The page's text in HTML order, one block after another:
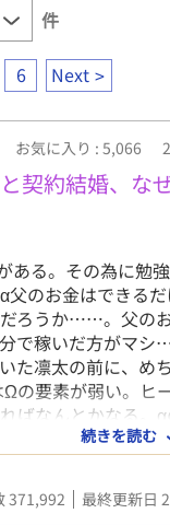
件
6 Next
お気に入り : 5,066
契約結婚、な
ある。その為に勉
父のお金はできる
ろうか……。父の
で稼いだ方がマ
た凛太の前に、め
の要素が弱い。ヒ
ばなんとかなる。
い。 なんだろこの
間に、変な話に
間は好きに勉強し
デメリットは、戸
続きを読む
371,992 最終更新日